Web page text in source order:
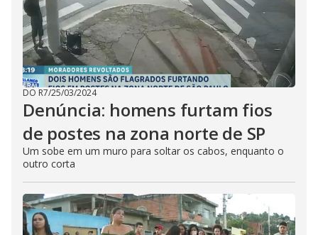
DO R7/25/03/2024
Denúncia: homens furtam fios
de postes na zona norte de SP
Um sobe em um muro para soltar os cabos, enquanto o
outro corta